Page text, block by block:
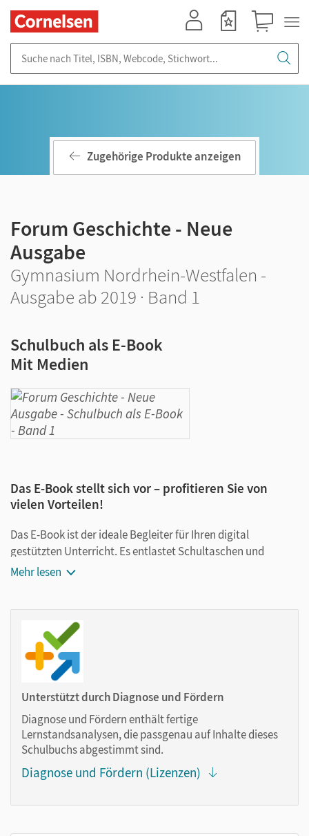
Zugehörige Produkte anzeigen
Forum Geschichte - Neue
Ausgabe
Gymnasium Nordrhein-Westfalen -
Ausgabe ab 2019 · Band 1
Schulbuch als E-Book
Mit Medien
Das E-Book stellt sich vor – profitieren Sie von
vielen Vorteilen!
Das E-Book ist der ideale Begleiter für Ihren digital
gestützten Unterricht. Es entlastet Schultaschen und
Rucksäcke und ist jederzeit unkompliziert verfügbar.
Notizen erstellen
Markierungen setzen
Text ergänzen
im Text suchen
zoomen
Die Medien sind wichtige Bestandteile dieses E-Books. Sie
sind seitengenau platziert, damit Sie und Ihre Schüler/-innen
gestalten Sie das Lehren und Lernen zeitsparend und
Mehr lesen
Unterstützt durch Diagnose und Fördern
Diagnose und Fördern enthält fertige
Lernstandsanalysen, die passgenau auf Inhalte dieses
Schulbuchs abgestimmt sind.
Diagnose und Fördern (Lizenzen)